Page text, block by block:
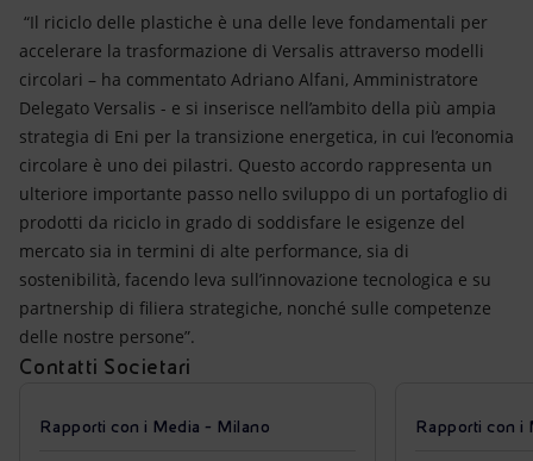
“Il riciclo delle plastiche è una delle leve fondamentali per
accelerare la trasformazione di Versalis attraverso modelli
circolari – ha commentato Adriano Alfani, Amministratore
Delegato Versalis - e si inserisce nell’ambito della più ampia
strategia di Eni per la transizione energetica, in cui l’economia
circolare è uno dei pilastri. Questo accordo rappresenta un
ulteriore importante passo nello sviluppo di un portafoglio di
prodotti da riciclo in grado di soddisfare le esigenze del
mercato sia in termini di alte performance, sia di
sostenibilità, facendo leva sull’innovazione tecnologica e su
partnership di filiera strategiche, nonché sulle competenze
delle nostre persone”.
Contatti Societari
Rapporti con i Media - Milano Rapporti con i